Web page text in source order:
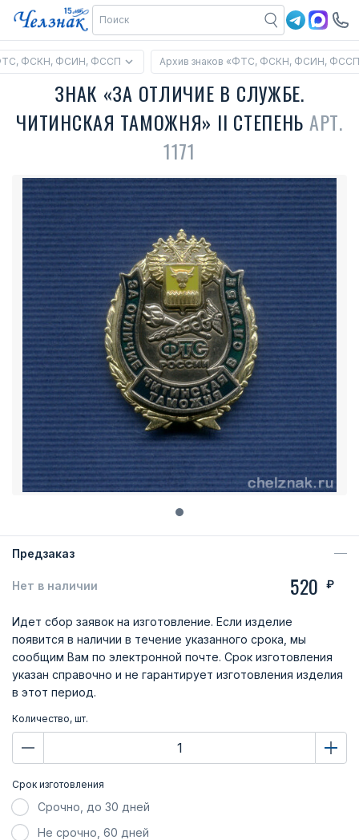
ФСКН, ФСИН, ФССП Архив знаков «ФТС, ФСКН, ФСИН,
ЗНАК «ЗА ОТЛИЧИЕ В СЛУЖБЕ.
ЧИТИНСКАЯ ТАМОЖНЯ» II СТЕПЕНЬ АРТ.
1171
Предзаказ
Нет в наличии 520 ₽
Идет сбор заявок на изготовление. Если изделие
появится в наличии в течение указанного срока, мы
сообщим Вам по электронной почте. Срок изготовления
указан справочно и не гарантирует изготовления изделия
в этот период.
Количество, шт.
Срок изготовления
Срочно, до 30 дней
Не срочно, 60 дней